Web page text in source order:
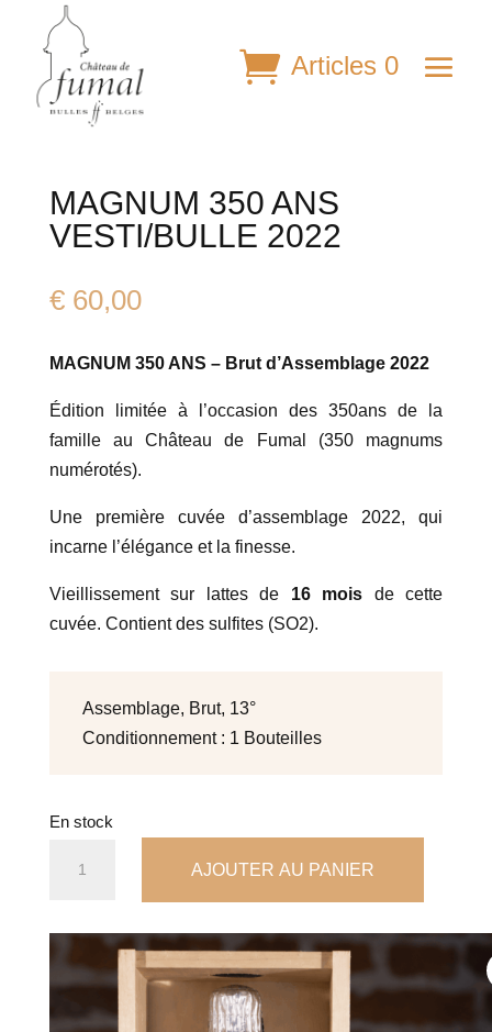
Articles 0
MAGNUM 350 ANS
VESTI/BULLE 2022
€60,00
MAGNUM 350 ANS – Brut d’Assemblage 2022
Édition limitée à l’occasion des 350ans de la
famille au Château de Fumal (350 magnums
numérotés).
Une première cuvée d’assemblage 2022, qui
incarne l’élégance et la finesse.
Vieillissement sur lattes de 16 mois de cette
cuvée. Contient des sulfites (SO2).
Assemblage, Brut, 13°
Conditionnement : 1 Bouteilles
En stock
350
ANS
AJOUTER AU PANIER